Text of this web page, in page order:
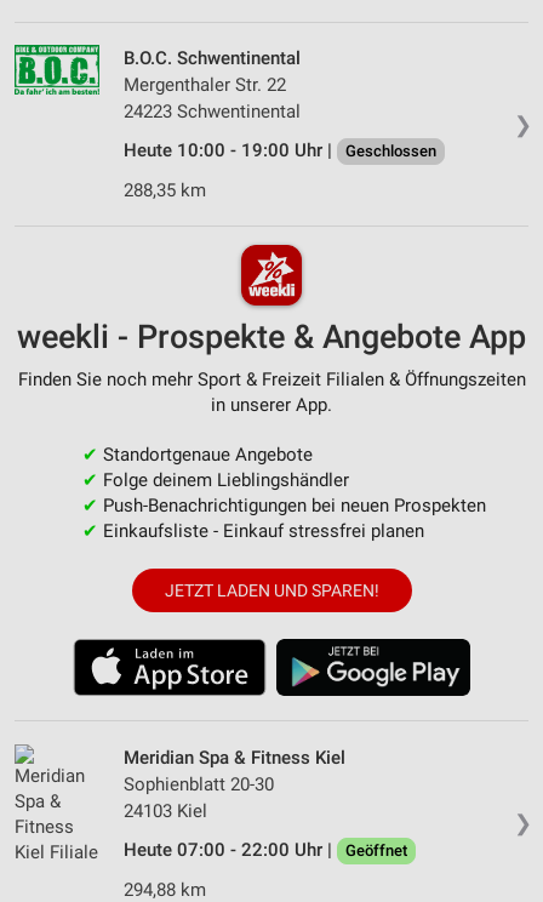
❯
B.O.C. Schwentinental
Mergenthaler Str. 22
24223 Schwentinental
Heute 10:00 - 19:00 Uhr |
Geschlossen
288,35 km
weekli - Prospekte & Angebote App
Finden Sie noch mehr Sport & Freizeit Filialen & Öffnungszeiten
in unserer App.
✔ Standortgenaue Angebote
✔ Folge deinem Lieblingshändler
✔ Push-Benachrichtigungen bei neuen Prospekten
✔ Einkaufsliste - Einkauf stressfrei planen
JETZT LADEN UND SPAREN!
❯
Meridian Spa & Fitness Kiel
Sophienblatt 20-30
24103 Kiel
Heute 07:00 - 22:00 Uhr |
Geöffnet
294,88 km